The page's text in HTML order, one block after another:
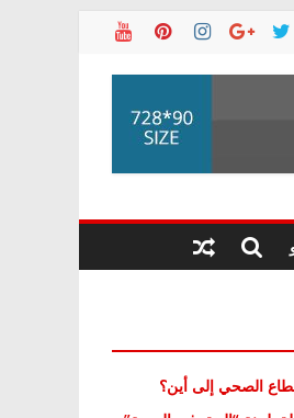
الصحي إلى أين؟